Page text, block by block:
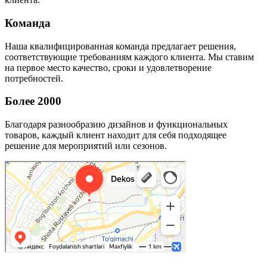
Команда
Наша квалифицированная команда предлагает решения,
соответствующие требованиям каждого клиента. Мы ставим
на первое место качество, сроки и удовлетворение
потребностей.
Более 2000
Благодаря разнообразию дизайнов и функциональных
товаров, каждый клиент находит для себя подходящее
решение для мероприятий или сезонов.